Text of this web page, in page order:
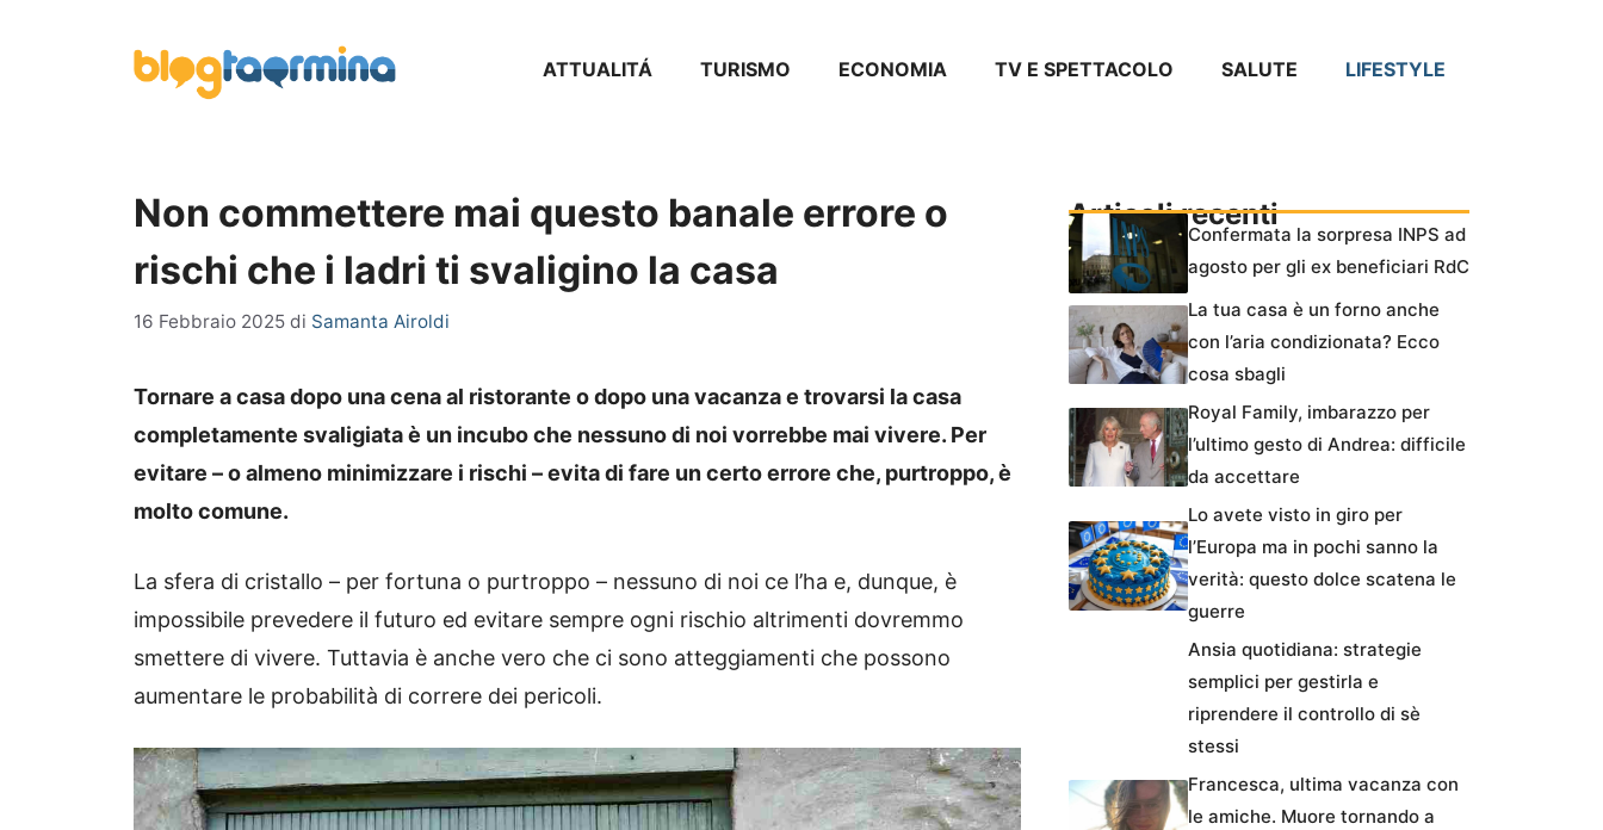
ATTUALITÁ TURISMO ECONOMIA TV E SPETTACOLO SALUTE LIFESTYLE
Non commettere mai questo banale errore o
rischi che i ladri ti svaligino la casa
16 Febbraio 2025 di Samanta Airoldi
Tornare a casa dopo una cena al ristorante o dopo una vacanza e trovarsi la casa
completamente svaligiata è un incubo che nessuno di noi vorrebbe mai vivere. Per
evitare – o almeno minimizzare i rischi – evita di fare un certo errore che, purtroppo, è
molto comune.
La sfera di cristallo – per fortuna o purtroppo – nessuno di noi ce l’ha e, dunque, è
impossibile prevedere il futuro ed evitare sempre ogni rischio altrimenti dovremmo
smettere di vivere. Tuttavia è anche vero che ci sono atteggiamenti che possono
aumentare le probabilità di correre dei pericoli.
Articoli recenti
Confermata la sorpresa INPS ad
agosto per gli ex beneficiari RdC
La tua casa è un forno anche
con l’aria condizionata? Ecco
cosa sbagli
Royal Family, imbarazzo per
l’ultimo gesto di Andrea: difficile
da accettare
Lo avete visto in giro per
l’Europa ma in pochi sanno la
verità: questo dolce scatena le
guerre
Ansia quotidiana: strategie
semplici per gestirla e
riprendere il controllo di sè
stessi
Francesca, ultima vacanza con
le amiche. Muore tornando a